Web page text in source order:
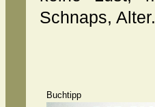
Schnaps, Alter.
Buchtipp